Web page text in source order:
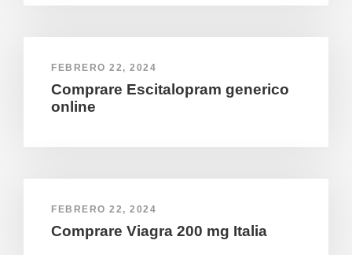
FEBRERO 22, 2024
Comprare Escitalopram generico
online
FEBRERO 22, 2024
Comprare Viagra 200 mg Italia